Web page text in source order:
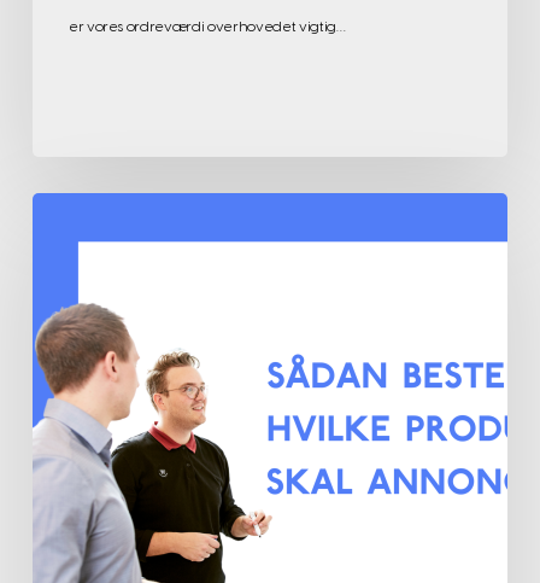
er vores ordreværdi overhovedet vigtig…